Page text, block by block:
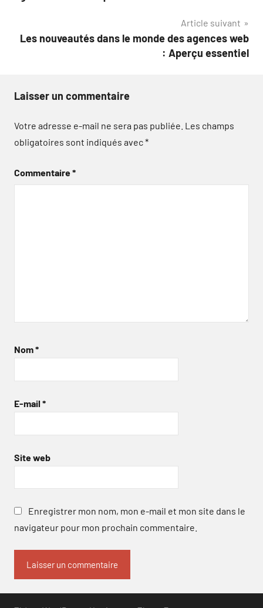
Article suivant
Les nouveautés dans le monde des agences web
: Aperçu essentiel
Laisser un commentaire
Votre adresse e-mail ne sera pas publiée. Les champs
obligatoires sont indiqués avec*
Commentaire*
Nom*
E-mail *
Site web
Enregistrer mon nom, mon e-mail et mon site dans le
navigateur pour mon prochain commentaire.